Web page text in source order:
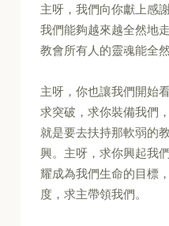
主呀，我們向你獻上感
我們能夠越來越全然地
教會所有人的靈魂能全然
主呀，你也讓我們開始
求突破，求你裝備我們
就是要去扶持那軟弱的
興。主呀，求你興起我
耀成為我們生命的目標
度，求主帶領我們。